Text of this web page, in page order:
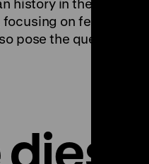
history in the exhibition
focusing on feminist and
pose the question: